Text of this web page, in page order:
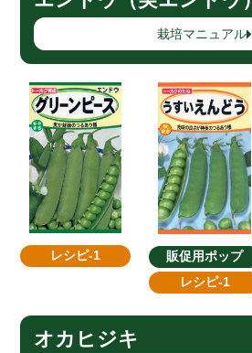
栽培マニュアル
レシピ-1
販促用ポップ
レシピ-1
オカヒジキ